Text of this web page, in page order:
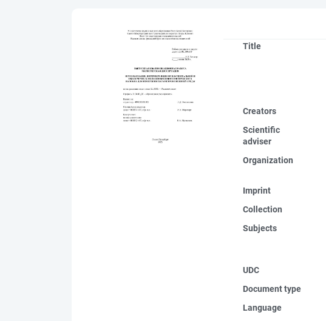
Title
Creators
Scientific
adviser
Organization
Imprint
Collection
Subjects
UDC
Document type
Language